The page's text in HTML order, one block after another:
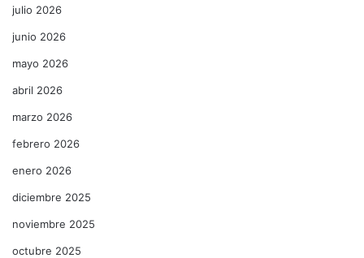
julio 2026
junio 2026
mayo 2026
abril 2026
marzo 2026
febrero 2026
enero 2026
diciembre 2025
noviembre 2025
octubre 2025